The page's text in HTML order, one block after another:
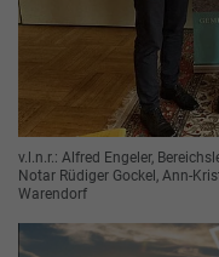
v.l.n.r.: Alfred Engeler,
Notar Rüdiger Gockel, Ann-
Warendorf